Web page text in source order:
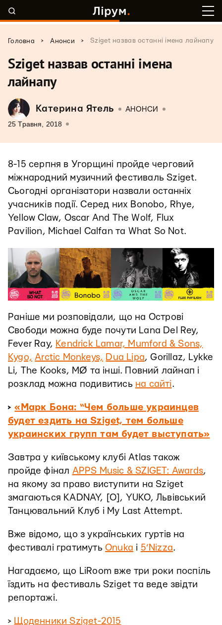
Головна > Анонси > Sziget назвав останні імена лайнапу
Sziget назвав останні імена
лайнапу
Катерина Ятель АНОНСИ
25 Травня, 2018
8-15 серпня в Угорщині пройде черговий
міжнародний музичний фестиваль Sziget.
Сьогодні організатори назвали останніх
учасників події. Серед них Bonobo, Rhye,
Yellow Claw, Oscar And The Wolf, Flux
Pavilion, Michael Calfan та What So Not.
Раніше ми розповідали, що на Острові
Свободи можна буде почути Lana Del Rey,
Fever Ray, Kendrick Lamar, Mumford & Sons,
Kygo, Arctic Monkeys, Dua Lipa, Gorillaz, Lykke
Li, The Kooks, MØ та інші. Повний лайнап і
розклад можна подивитись на сайті.
>«Марк Бона: “Чем больше украинцев
будет ездить на Sziget, тем больше
украинских групп там будет выступать»
Завтра у київському клубі Atlas також
пройде фінал APPS Music & SZIGET: Awards,
на якому за право виступити на Sziget
змагаються KADNAY, [O], YUKO, Львівський
Танцювальний Клуб і My Last Attempt.
Вже відомо, що з українських гуртів на
фестивалі гратимуть Onuka i 5’Nizza.
Нагадаємо, що LiRoom вже три роки поспіль
їздить на фестиваль Sziget та веде звідти
репортажі.
> Щоденники Sziget-2015